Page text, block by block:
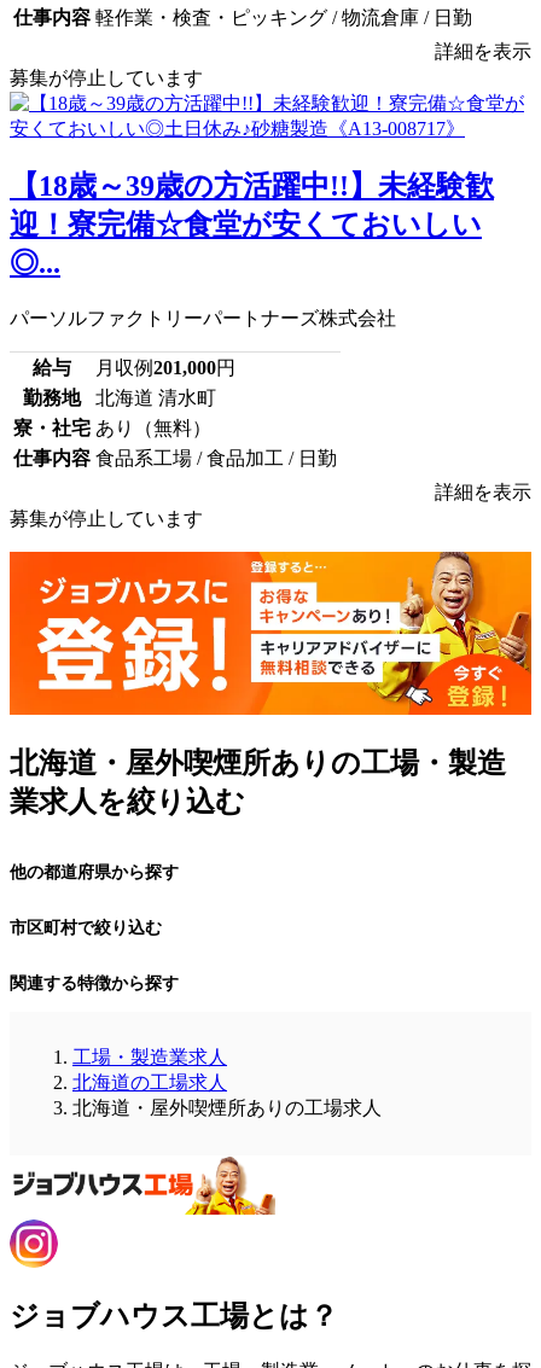
仕事内容 軽作業・検査・ピッキング / 物流倉庫 / 日勤
詳細を表示
募集が停止しています
【18歳～39歳の方活躍中!!】未経験歓
迎！寮完備☆食堂が安くておいしい
◎...
パーソルファクトリーパートナーズ株式会社
給与 月収例201,000円
勤務地
北海道 清水町
寮・社宅 あり（無料）
仕事内容 食品系工場 / 食品加工 / 日勤
詳細を表示
募集が停止しています
北海道・屋外喫煙所ありの工場・製造
業求人を絞り込む
他の都道府県から探す
市区町村で絞り込む
関連する特徴から探す
工場・製造業求人
北海道の工場求人
北海道・屋外喫煙所ありの工場求人
ジョブハウス工場とは？